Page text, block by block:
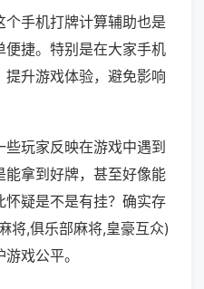
个手机打牌计算辅助也是
便捷。特别是在大家手机
升游戏体验，避免影响
玩家反映在游戏中遇到
拿到好牌，甚至好像能
疑是不是有挂？确实存
将,俱乐部麻将,皇豪互众)
戏公平。